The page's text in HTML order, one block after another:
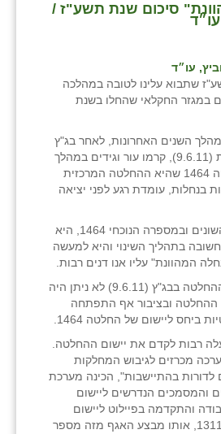
סיכום שנת תשע"ז /
עו״ד
שתבוא עלינו לטובה במהלכה
במגזר החקלאי שהחלו בשנת
השנים האחרונות, לאחר בג"ץ
פורום הערים העצמאיות (9.6.11), קרמו עור וגידים במהלך
שנת תשע"ו וכעת החלטה 1464 שהיא ההחלטה המרכזית
בנחלות, עומדת רגע לפני יציאה
החלטה 979 בגלגוליה השונים ובמספרה הנוכחי 1464, היא
בתהליך השינוי והיא למעשה
המהוונת" עליו אנו דנים רבות.
במהלך השנים ממועד ההחלטה בבג"ץ (9.6.11) לא ניתן היה
ההחלטה ובציבור אף התפתחה
ביחס ליישום של החלטה 1464.
רבות לקדם את יישום ההחלטה.
מכרזים לגיבוש המחלקות
לדורות בהתיישבות", הכינה מערכת
והמסמכים הנדרשים ליישום
והתקדמה בפיילוט ליישום
החלטה 1464 והחלטה 1311, אותו מבצע האגף מזה מספר